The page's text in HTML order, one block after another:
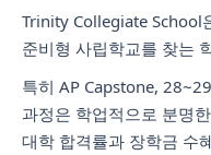
Trinity Collegiate School
준비형 사립학교를 찾는
특히 AP Capstone,
과정은 학업적으로 분명
대학 합격률과 장학금 수